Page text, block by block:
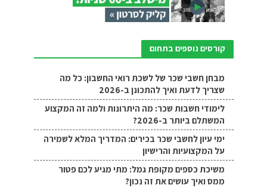
קורסים נוספים בתחום
מבחן חשבי שכר של לשכת רואי החשבון: כל מה
שצריך לדעת ואיך להתכונן ב-2026
לימודי חשבות שכר: מה היתרונות ולמה זה המקצוע
המשתלם ביותר ב-2026?
ימי עיון לחשבי שכר בכירים: המדריך המלא לשמירה
על המקצועיות והרישיון
משיכת כספים מקופת גמל: מתי מגיע לכם פטור
ממס ואיך עושים את זה נכון?